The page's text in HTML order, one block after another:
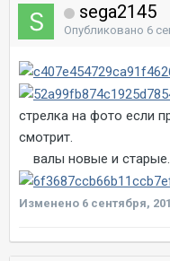
sega2145
Опубликовано 6
стрелка на фото если
смотрит.
валы новые и старые.
Изменено 6 сентября,